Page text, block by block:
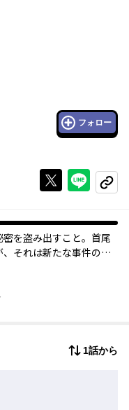
フォロー
Xで投稿する
ライン
コピー
を盗み出すこと。首尾
それは新たな事件の始
1話から